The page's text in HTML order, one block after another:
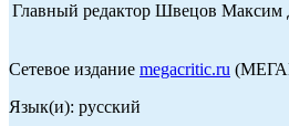
Главный редактор Швецов Максим
Сетевое издание megacritic.ru
Язык(и): русский